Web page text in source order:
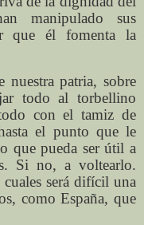
manipulado sus
que él fomenta la
nuestra patria, sobre
todo al torbellino
con el tamiz de
el punto que le
que pueda ser útil a
Si no, a voltearlo.
cuales será difícil una
como España, que